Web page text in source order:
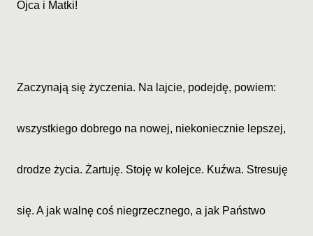
Ojca i Matki!
Zaczynają się życzenia. Na lajcie, podejdę, powiem:
wszystkiego dobrego na nowej, niekoniecznie lepszej,
drodze życia. Żartuję. Stoję w kolejce. Kuźwa. Stresuję
się. A jak walnę coś niegrzecznego, a jak Państwo